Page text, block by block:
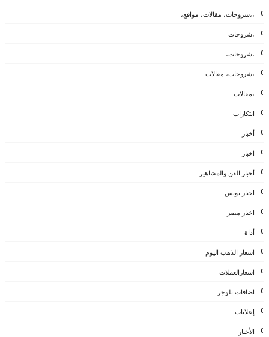
،،شروحات، مقالات، مواقع،
،شروحات
،شروحات،
،شروحات، مقالات
،مقالات
ابتكارات
أخبار
اخبار
أخبار الفن والمشاهير
اخبار تونس
اخبار مصر
أداة
اسعار الذهب اليوم
اسعارالعملات
اضافات بلوجر
إعلانات
الأخبار